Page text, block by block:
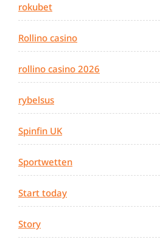
rokubet
Rollino casino
rollino casino 2026
rybelsus
Spinfin UK
Sportwetten
Start today
Story